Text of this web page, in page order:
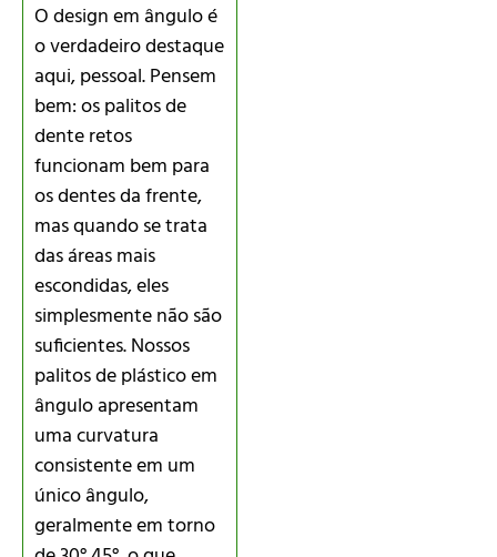
O design em ângulo é
o verdadeiro destaque
aqui, pessoal. Pensem
bem: os palitos de
dente retos
funcionam bem para
os dentes da frente,
mas quando se trata
das áreas mais
escondidas, eles
simplesmente não são
suficientes. Nossos
palitos de plástico em
ângulo apresentam
uma curvatura
consistente em um
único ângulo,
geralmente em torno